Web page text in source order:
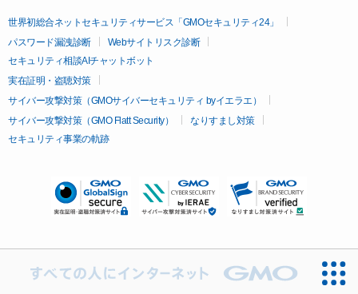
世界初総合ネットセキュリティサービス「GMOセキュリティ24」
パスワード漏洩診断
Webサイトリスク診断
セキュリティ相談AIチャットボット
実在証明・盗聴対策
サイバー攻撃対策（GMOサイバーセキュリティ byイエラエ）
サイバー攻撃対策（GMO Flatt Security）
なりすまし対策
セキュリティ事業の軌跡